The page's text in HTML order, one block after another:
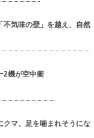
不気味の壁」を越え、自然
2機が空中衝
クマ、足を噛まれそうにな